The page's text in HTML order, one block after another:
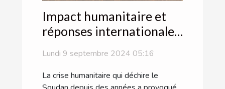
Impact humanitaire et
réponses internationales
Lundi 9 septembre 2024 05:16
La crise humanitaire qui déchire le